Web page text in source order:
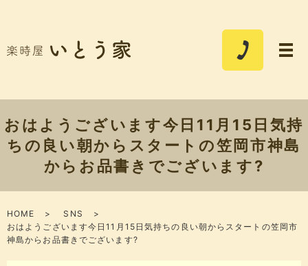
おはようございます今日11月15日気持
ちの良い朝からスタートの笠岡市神島
から️お品書きでございます?
HOME
SNS
おはようございます今日11月15日気持ちの良い朝からスタートの笠岡市
神島から️お品書きでございます?